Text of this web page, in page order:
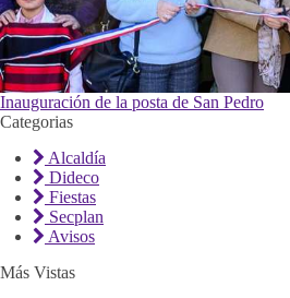
Inauguración de la posta de San Pedro
Categorias
Alcaldía
Dideco
Fiestas
Secplan
Avisos
Más Vistas